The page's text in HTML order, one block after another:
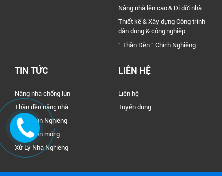
Nâng nhà lên cao & Di dời nhà
Thiết kế & Xây dựng Công trình
dân dụng & công nghiệp
" Thần Đèn " Chỉnh Nghiêng
TIN TỨC
Nâng nhà chống lún
Thần đền nâng nhà
Xử Lý Lún Nghiêng
Xử Lý nền móng
Xử Lý Nhà Nghiêng
LIÊN HỆ
Liên hệ
Tuyển dụng